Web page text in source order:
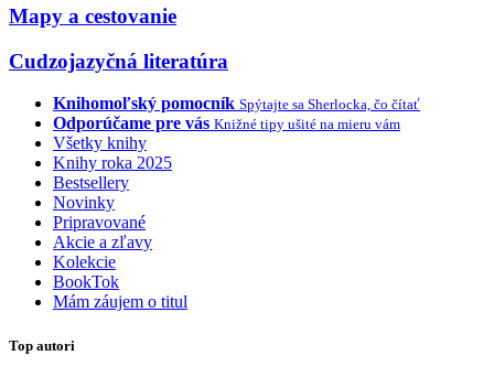
Mapy a cestovanie
Cudzojazyčná literatúra
Knihomoľský pomocník Spýtajte sa Sherlocka, čo čítať
Odporúčame pre vás Knižné tipy ušité na mieru vám
Všetky knihy
Knihy roka 2025
Bestsellery
Novinky
Pripravované
Akcie a zľavy
Kolekcie
BookTok
Mám záujem o titul
Top autori